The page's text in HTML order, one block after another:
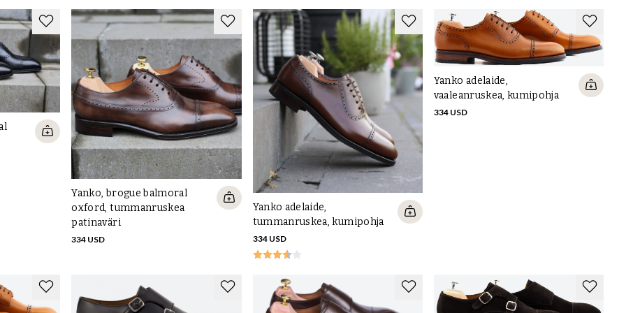
valmistama malli. Se on eräänlainen kääntökenkä,
päin. Alkuperäiselle mallille on ominaista myös pieni
kenkä, joka on matalavartinen, ja se on usein
ja siinä on tavallista ilmava vuoriton päällinen.
"Majorcan chiseled last", mikä tarkoittaa, että
ja sitten tyypillinen taltattu reuna kärjen yläosassa.
sekä kenkämerkkejä muualta maailmasta.
on normaali jalkaterä ja hyvä jalkaholvin tuki.
Yanko, brogue balmoral
oxford, tummanruskea
patinaväri
334 USD
Yanko adelaide,
tummanruskea, kumipohja
334 USD
Yanko adelaide,
vaaleanruskea, kumipohja
334 USD